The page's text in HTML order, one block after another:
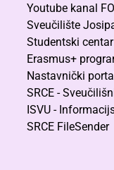
Youtube kanal
Sveučilište
Studentski
Erasmus+
Nastavnički
SRCE -
ISVU -
SRCE FileSender